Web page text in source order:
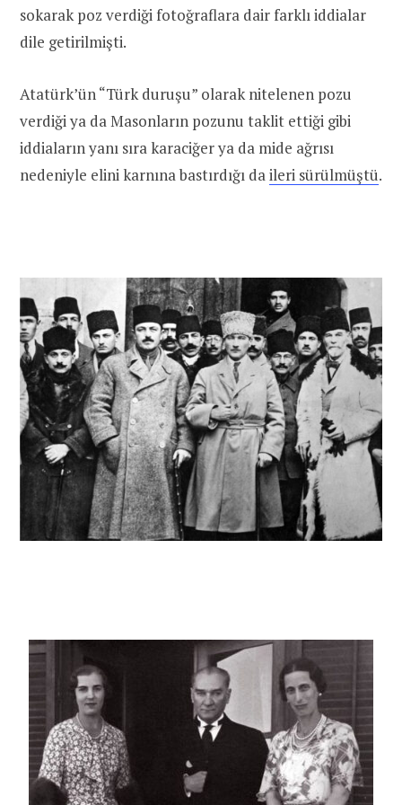
sokarak poz verdiği fotoğraflara dair farklı iddialar
dile getirilmişti.
Atatürk’ün “Türk duruşu” olarak nitelenen pozu
verdiği ya da Masonların pozunu taklit ettiği gibi
iddiaların yanı sıra karaciğer ya da mide ağrısı
nedeniyle elini karnına bastırdığı daileri sürülmüştü.